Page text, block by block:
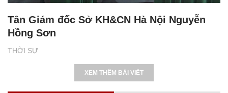
THỜI SỰ
Tân Giám đốc Sở KH&CN Hà Nội Nguyễn
Hồng Sơn
XEM THÊM BÀI VIẾT